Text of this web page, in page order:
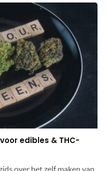
edibles & THC-
over het zelf maken van